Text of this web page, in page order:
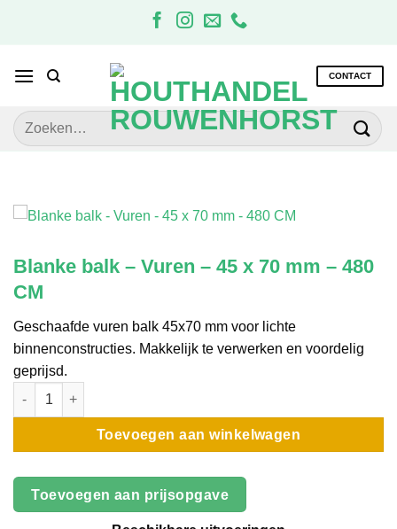
CONTACT
Zoeken
naar:
Blanke balk – Vuren – 45 x 70 mm – 480
CM
Geschaafde vuren balk 45x70 mm voor lichte
binnenconstructies. Makkelijk te verwerken en voordelig
geprijsd.
Blanke balk - Vuren - 45 x 70 mm - 480 CM aantal
Toevoegen aan winkelwagen
Toevoegen aan prijsopgave